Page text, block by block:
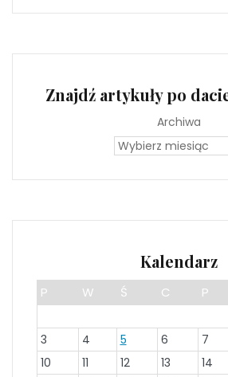
Znajdź artykuły po
Archiwa
Kalendarz
P W Ś C P
3
4 5 6 7
10
11 12 13 14